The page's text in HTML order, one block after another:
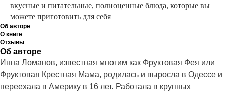
вкусные и питательные, полноценные блюда, которые вы
можете приготовить для себя
Об авторе
О книге
Отзывы
Об авторе
Инна Ломанов, известная многим как Фруктовая Фея или
Фруктовая Крестная Мама, родилась и выросла в Одессе и
переехала в Америку в 16 лет. Работала в крупных